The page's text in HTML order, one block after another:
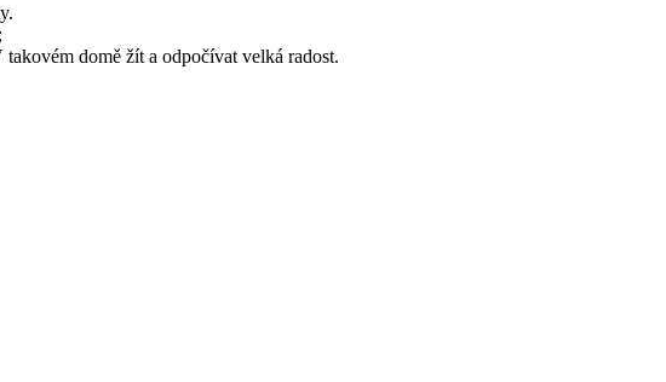
domě žít a odpočívat velká radost.